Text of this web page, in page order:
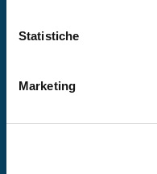
Statistiche
Marketing
Cooperazione
dell’Innovazione